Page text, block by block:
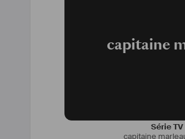
capitaine
Série TV
capitaine
compositrice,